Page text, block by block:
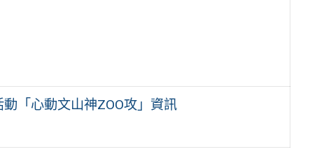
「心動文山神ZOO攻」資訊